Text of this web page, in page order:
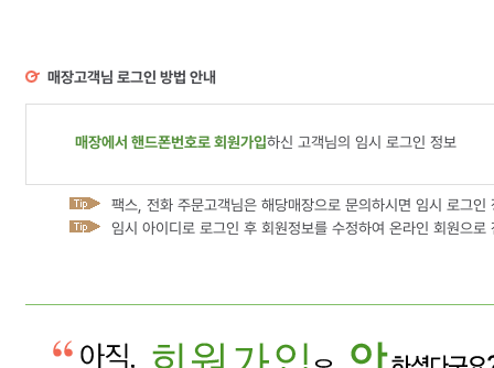
매장고객님 로그인 방법 안내
매장에서 핸드폰번호로 회원가입하신 고객님의 임시 로그인 정보
팩스, 전화 주문고객님은 해당매장으로 문의하시면 임시 로그인
임시 아이디로 로그인 후 회원정보를 수정하여 온라인 회원으